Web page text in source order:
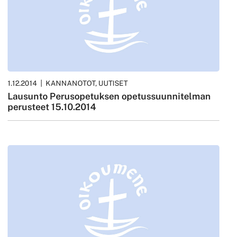
1.12.2014 KANNANOTOT, UUTISET
Lausunto Perusopetuksen opetussuunnitelman
perusteet 15.10.2014